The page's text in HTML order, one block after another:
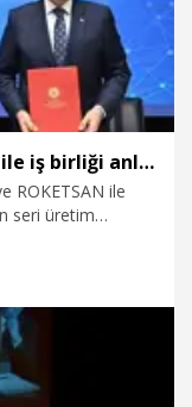
SSB'den, ASELSAN ve ROKETSAN ile iş birliği anlaşmaları
ROKETSAN ile
seri üretim